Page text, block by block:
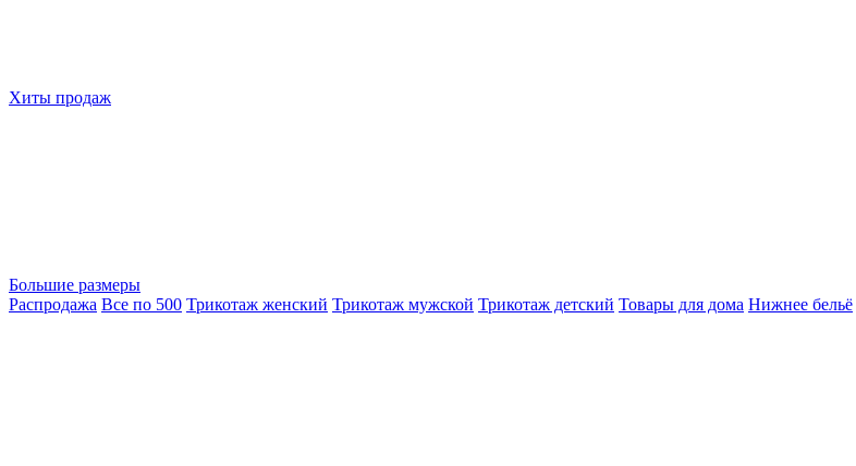
Хиты продаж
Большие размеры
Распродажа Все по 500 Трикотаж женский Трикотаж мужской Трикотаж детский Товары для дома Нижнее бельё